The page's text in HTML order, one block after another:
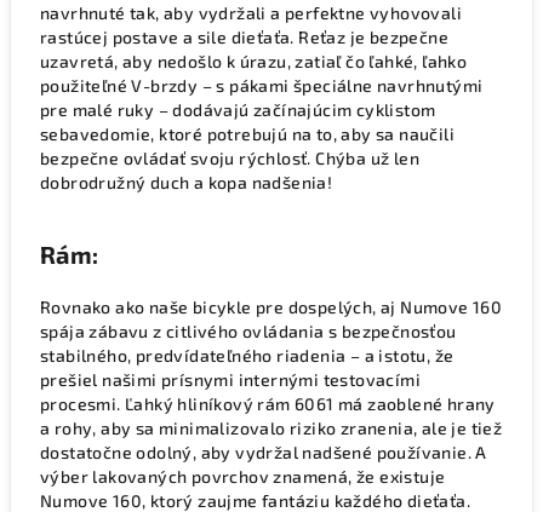
navrhnuté tak, aby vydržali a perfektne vyhovovali
rastúcej postave a sile dieťaťa. Reťaz je bezpečne
uzavretá, aby nedošlo k úrazu, zatiaľ čo ľahké, ľahko
použiteľné V-brzdy – s pákami špeciálne navrhnutými
pre malé ruky – dodávajú začínajúcim cyklistom
sebavedomie, ktoré potrebujú na to, aby sa naučili
bezpečne ovládať svoju rýchlosť. Chýba už len
dobrodružný duch a kopa nadšenia!
Rám:
Rovnako ako naše bicykle pre dospelých, aj Numove 160
spája zábavu z citlivého ovládania s bezpečnosťou
stabilného, predvídateľného riadenia – a istotu, že
prešiel našimi prísnymi internými testovacími
procesmi. Ľahký hliníkový rám 6061 má zaoblené hrany
a rohy, aby sa minimalizovalo riziko zranenia, ale je tiež
dostatočne odolný, aby vydržal nadšené používanie. A
výber lakovaných povrchov znamená, že existuje
Numove 160, ktorý zaujme fantáziu každého dieťaťa.